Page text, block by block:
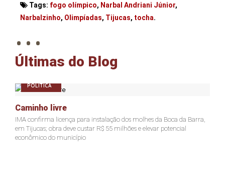
Tags: fogo olímpico, Narbal Andriani Júnior,
Narbalzinho, Olimpíadas, Tijucas, tocha.
. . .
Últimas do Blog
POLÍTICA
Caminho livre
IMA confirma licença para instalação dos molhes da Boca da Barra,
em Tijucas; obra deve custar R$ 55 milhões e elevar potencial
econômico do município